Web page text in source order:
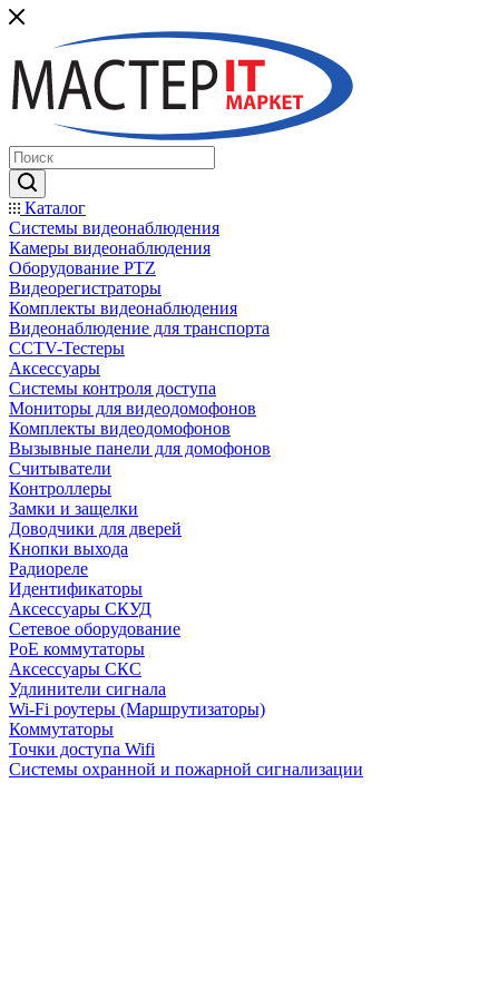
Каталог
Системы видеонаблюдения
Камеры видеонаблюдения
Оборудование PTZ
Видеорегистраторы
Комплекты видеонаблюдения
Видеонаблюдение для транспорта
CCTV-Тестеры
Аксессуары
Системы контроля доступа
Мониторы для видеодомофонов
Комплекты видеодомофонов
Вызывные панели для домофонов
Считыватели
Контроллеры
Замки и защелки
Доводчики для дверей
Кнопки выхода
Радиореле
Идентификаторы
Аксессуары СКУД
Сетевое оборудование
PoE коммутаторы
Аксессуары СКС
Удлинители сигнала
Wi-Fi роутеры (Маршрутизаторы)
Коммутаторы
Точки доступа Wifi
Системы охранной и пожарной сигнализации